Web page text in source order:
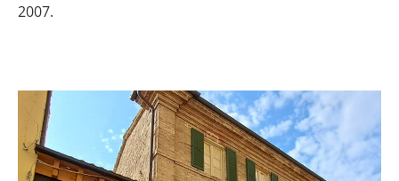
2007.